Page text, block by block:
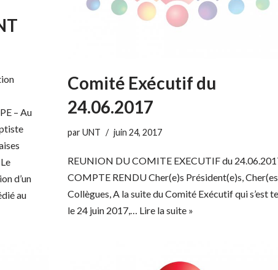
– Au
d’un
au
Comité Exécutif du
24.06.2017
parUNT juin 24, 2017
REUNION DU COMITE EXECUTIF du
COMPTE RENDU Cher(e)s Président(e)s,
Collègues, A la suite du Comité Exécutif qui s’est
le 24 juin 2017,… Lire la suite »